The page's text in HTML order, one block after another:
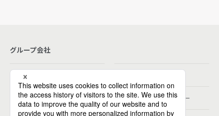
グループ会社
パーソルホールディングス
パーソルビジネスプロセスデザイン パーソルクロステクノロジー